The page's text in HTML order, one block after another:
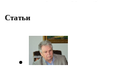
Статьи